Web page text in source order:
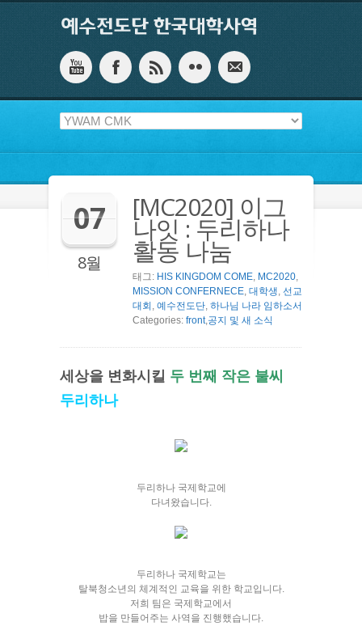
07
8월
[MC2020] 이그
나잇 : 두리하나
활동 나눔
태그: HIS KINGDOM COME, MC2020,
MISSION CONFERNECE, 대학생, 선교
대회 , 예수전도단, 하나님 나라 임하소서
Categories: front,공지 및 새 소식
세상을 변화시킬 두 번째 작은 불씨
두리하나
두리하나 국제학교에
다녀왔습니다.
두리하나 국제학교는
탈북청소년의 체계적인 교육을 위한 학교입니다.
저희 팀은 국제학교에서
밥을 만들어주는 사역을 진행했습니다.